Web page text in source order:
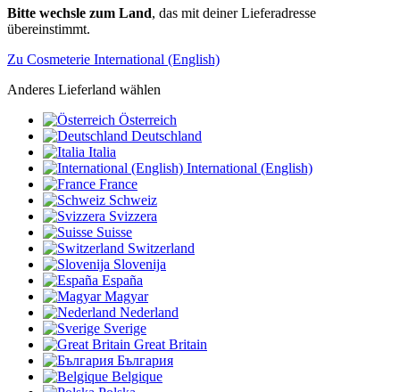
Bitte wechsle zum Land, das mit deiner Lieferadresse
übereinstimmt.
Zu Cosmeterie International (English)
Anderes Lieferland wählen
Österreich
Deutschland
Italia
International (English)
France
Schweiz
Svizzera
Suisse
Switzerland
Slovenija
España
Magyar
Nederland
Sverige
Great Britain
България
Belgique